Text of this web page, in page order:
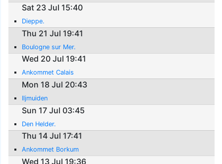
Sat 23 Jul 15:40
Dieppe.
Thu 21 Jul 19:41
Boulogne sur Mer.
Wed 20 Jul 19:41
Ankommet Calais
Mon 18 Jul 20:43
Iljmuiden
Sun 17 Jul 03:45
Den Helder.
Thu 14 Jul 17:41
Ankommet Borkum
Wed 13 Jul 19:36